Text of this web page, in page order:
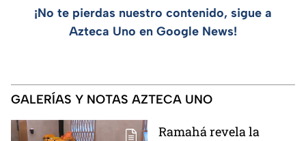
¡No te pierdas nuestro contenido, sigue a
Azteca Uno en Google News!
GALERÍAS Y NOTAS AZTECA UNO
Ramahá revela la